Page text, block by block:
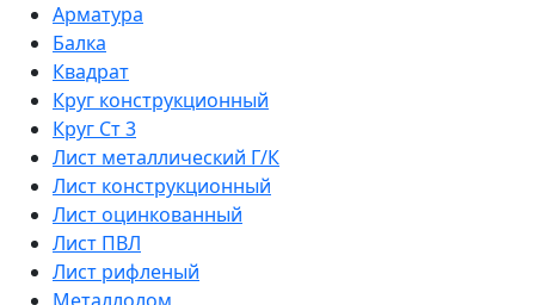
Арматура
Балка
Квадрат
Круг конструкционный
Круг Ст 3
Лист металлический Г/К
Лист конструкционный
Лист оцинкованный
Лист ПВЛ
Лист рифленый